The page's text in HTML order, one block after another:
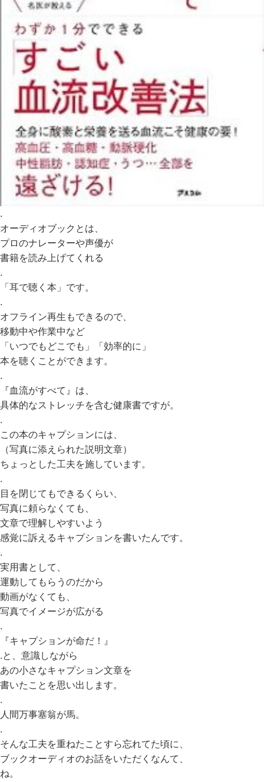
.
オーディオブックとは、
プロのナレーターや声優が
書籍を読み上げてくれる
.
「耳で聴く本」です。
.
オフライン再生もできるので、
移動中や作業中など
「いつでもどこでも」「効率的に」
本を聴くことができます。
.
『血流がすべて』は、
具体的なストレッチを含む健康書ですが。
.
この本のキャプションには、
（写真に添えられた説明文章）
ちょっとした工夫を施しています。
.
目を閉じてもできるくらい、
写真に頼らなくても、
文章で理解しやすいよう
感覚に訴えるキャプションを書いたんです。
.
実用書として、
運動してもらうのだから
動画がなくても、
写真でイメージが広がる
.
『キャプションが命だ！』
.と、意識しながら
あの小さなキャプション文章を
書いたことを思い出します。
.
人間万事塞翁が馬。
.
そんな工夫を重ねたことすら忘れてた頃に、
ブックオーディオのお話をいただくなんて、
ね。